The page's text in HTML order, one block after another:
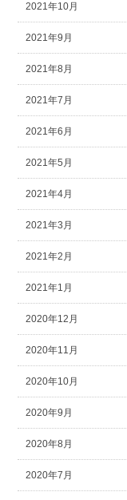
2021年10月
2021年9月
2021年8月
2021年7月
2021年6月
2021年5月
2021年4月
2021年3月
2021年2月
2021年1月
2020年12月
2020年11月
2020年10月
2020年9月
2020年8月
2020年7月